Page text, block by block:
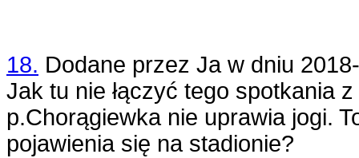
18. Dodane przez Jaw dniu
Jak tu nie łączyć tego spotkania
p.Chorągiewka nie uprawia jogi.
pojawienia się na stadionie?